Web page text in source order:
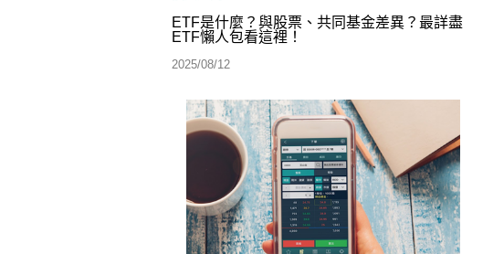
ETF是什麼？與股票、共同基金差異？最詳盡
ETF懶人包看這裡！
2025/08/12